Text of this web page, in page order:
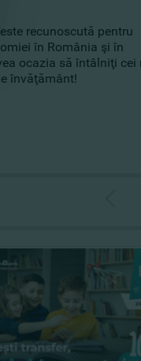
recunoscută pentru
în România şi în
ocazia să întâlniţi cei
învăţământ!